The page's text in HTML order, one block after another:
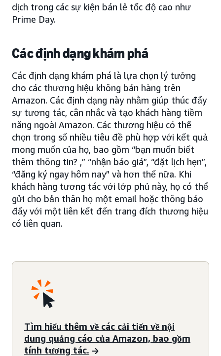
dịch trong các sự kiện bán lẻ tốc độ cao như
Prime Day.
Các định dạng khám phá
Các định dạng khám phá là lựa chọn lý tưởng
cho các thương hiệu không bán hàng trên
Amazon. Các định dạng này nhằm giúp thúc đẩy
sự tương tác, cân nhắc và tạo khách hàng tiềm
năng ngoài Amazon. Các thương hiệu có thể
chọn trong số nhiều tiêu đề phù hợp với kết quả
mong muốn của họ, bao gồm “bạn muốn biết
thêm thông tin? ,” “nhận báo giá”, “đặt lịch hẹn”,
“đăng ký ngay hôm nay” và hơn thế nữa. Khi
khách hàng tương tác với lớp phủ này, họ có thể
gửi cho bản thân họ một email hoặc thông báo
đẩy với một liên kết đến trang đích thương hiệu
có liên quan.
Tìm hiểu thêm về các cải tiến về nội
dung quảng cáo của Amazon, bao gồm
tính tương tác.